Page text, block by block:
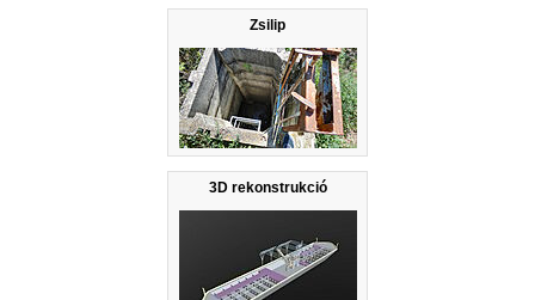
Zsilip
3D rekonstrukció